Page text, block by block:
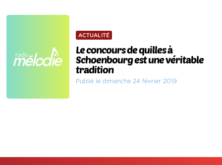
ACTUALITÉ
Le concours de quilles à
Schoenbourg est une véritable
tradition
Publié le dimanche 24 février 2019